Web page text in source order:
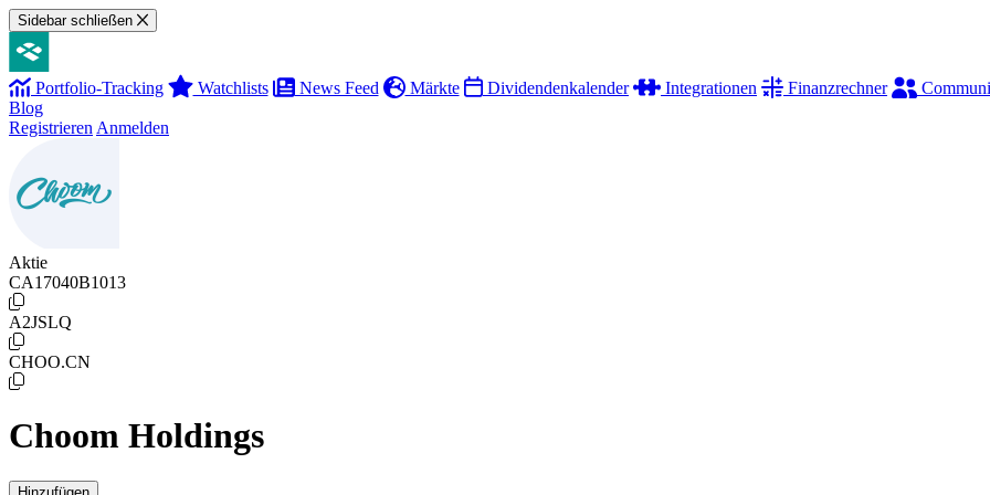
Sidebar schließen
Portfolio-Tracking Watchlists News Feed Märkte Dividendenkalender Integrationen Finanzrechner
Blog
Registrieren Anmelden
Aktie
CA17040B1013
A2JSLQ
CHOO.CN
Choom Holdings